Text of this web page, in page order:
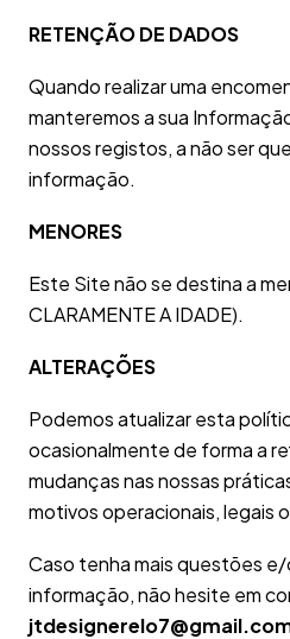
RETENÇÃO DE DADOS
Quando realizar uma
manteremos a sua
nossos registos, a não ser
informação.
MENORES
Este Site não se destina a
CLARAMENTE A IDADE).
ALTERAÇÕES
Podemos atualizar esta
ocasionalmente de forma a
mudanças nas nossas
motivos operacionais, legais
Caso tenha mais questões
informação, não hesite em